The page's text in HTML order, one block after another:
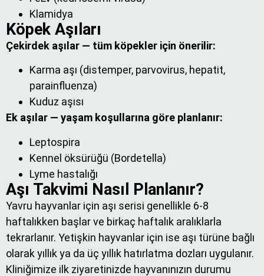
Klamidya
Köpek Aşıları
Çekirdek aşılar — tüm köpekler için önerilir:
Karma aşı (distemper, parvovirus, hepatit,
parainfluenza)
Kuduz aşısı
Ek aşılar — yaşam koşullarına göre planlanır:
Leptospira
Kennel öksürüğü (Bordetella)
Lyme hastalığı
Aşı Takvimi Nasıl Planlanır?
Yavru hayvanlar için aşı serisi genellikle 6-8
haftalıkken başlar ve birkaç haftalık aralıklarla
tekrarlanır. Yetişkin hayvanlar için ise aşı türüne bağlı
olarak yıllık ya da üç yıllık hatırlatma dozları uygulanır.
Kliniğimize ilk ziyaretinizde hayvanınızın durumu